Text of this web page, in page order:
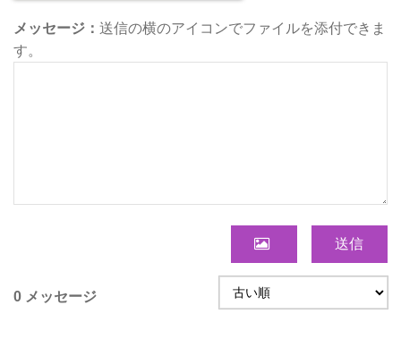
メッセージ： 送信の横のアイコンでファイルを添付できま
す。
送信
0 メッセージ